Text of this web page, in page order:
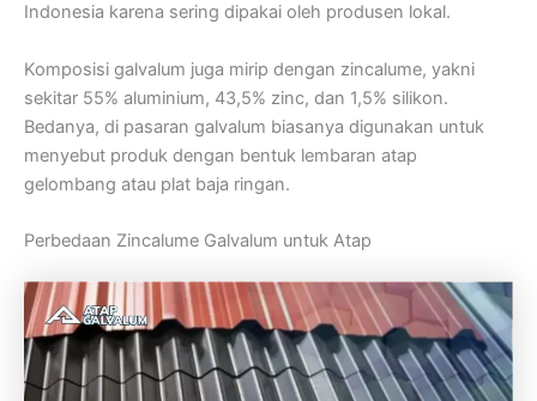
Indonesia karena sering dipakai oleh produsen lokal.
Komposisi galvalum juga mirip dengan zincalume, yakni
sekitar 55% aluminium, 43,5% zinc, dan 1,5% silikon.
Bedanya, di pasaran galvalum biasanya digunakan untuk
menyebut produk dengan bentuk lembaran atap
gelombang atau plat baja ringan.
Perbedaan Zincalume Galvalum untuk Atap